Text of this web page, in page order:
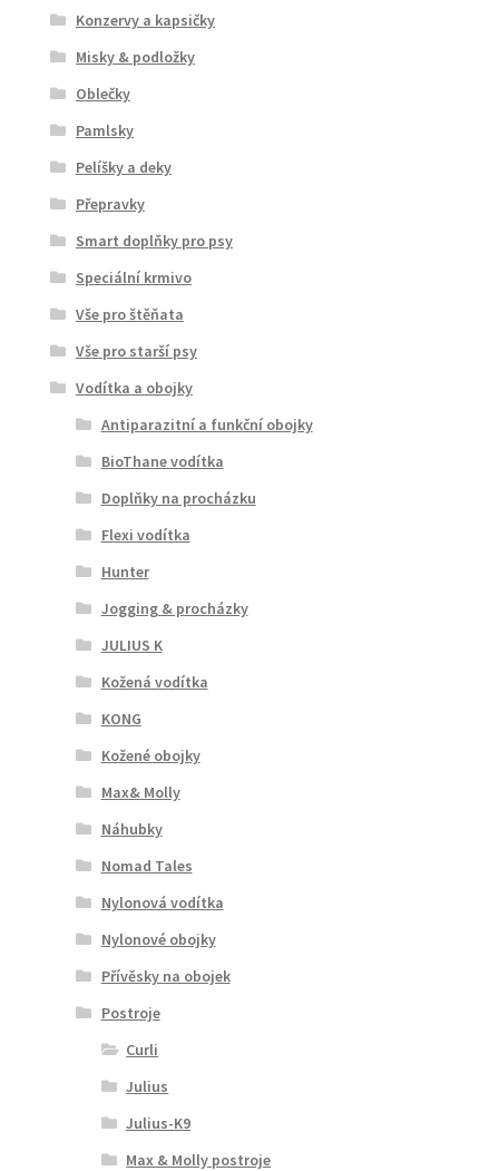
Konzervy a kapsičky
Misky & podložky
Oblečky
Pamlsky
Pelíšky a deky
Přepravky
Smart doplňky pro psy
Speciální krmivo
Vše pro štěňata
Vše pro starší psy
Vodítka a obojky
Antiparazitní a funkční obojky
BioThane vodítka
Doplňky na procházku
Flexi vodítka
Hunter
Jogging & procházky
JULIUS K
Kožená vodítka
KONG
Kožené obojky
Max& Molly
Náhubky
Nomad Tales
Nylonová vodítka
Nylonové obojky
Přívěsky na obojek
Postroje
Curli
Julius
Julius-K9
Max & Molly postroje